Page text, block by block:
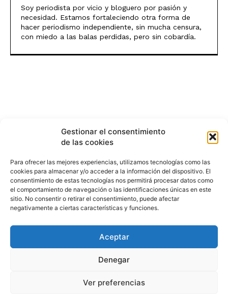
Gestionar el consentimiento
de las cookies
Para ofrecer las mejores experiencias, utilizamos tecnologías como las
cookies para almacenar y/o acceder a la información del dispositivo. El
consentimiento de estas tecnologías nos permitirá procesar datos como
el comportamiento de navegación o las identificaciones únicas en este
sitio. No consentir o retirar el consentimiento, puede afectar
negativamente a ciertas características y funciones.
Aceptar
Denegar
Ver preferencias
Soy periodista por vicio y bloguero por pasión y
necesidad. Estamos fortaleciendo otra forma de
hacer periodismo independiente, sin mucha censura,
con miedo a las balas perdidas, pero sin cobardía.
HISTORIA PODCAST
© 2026 puntodevistardb.com. Fundado el 25 de julio de 2007 /